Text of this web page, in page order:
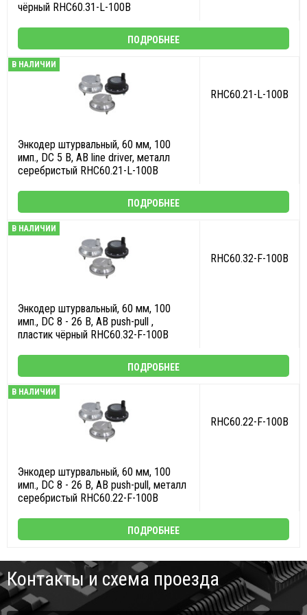
чёрный RHC60.31-L-100B
ПОДРОБНЕЕ
В НАЛИЧИИ
RHC60.21-L-100B
Энкодер штурвальный, 60 мм, 100
имп., DC 5 В, AB line driver, металл
серебристый RHC60.21-L-100B
ПОДРОБНЕЕ
В НАЛИЧИИ
RHC60.32-F-100B
Энкодер штурвальный, 60 мм, 100
имп., DC 8 - 26 В, AB push-pull ,
пластик чёрный RHC60.32-F-100B
ПОДРОБНЕЕ
В НАЛИЧИИ
RHC60.22-F-100B
Энкодер штурвальный, 60 мм, 100
имп., DC 8 - 26 В, AB push-pull, металл
серебристый RHC60.22-F-100B
ПОДРОБНЕЕ
Контакты и схема проезда